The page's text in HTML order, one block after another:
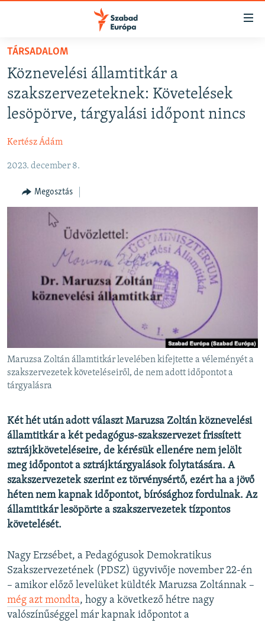
Akadálymentes
Ugrás
fő
oldalra
Ugrás
tartalomjegyzékre
NAPIRENDEN
AKTUÁLIS
PODCASTOK
ELEMZŐ
NER15
SZABADON
TÁRSADALOM
DEMOKRÁCIA
A PÉNZ NYOMÁBAN
EURÓPAI UNIÓ
VILÁG
KÖVESSEN MINKET!
Valamennyi RFE/RL weboldal
TÁRSADALOM
Köznevelési államtitkár a
szakszervezeteknek: Követelések
lesöpörve, tárgyalási időpont nincs
Kertész Ádám
2023. december 8.
Megosztás
Maruzsa Zoltán államtitkár levelében kifejtette a véleményét a
szakszervezetek követeléseiről, de nem adott időpontot a
tárgyalásra
Két hét után adott választ Maruzsa Zoltán köznevelési
államtitkár a két pedagógus-szakszervezet frissített
sztrájkköveteléseire, de kérésük ellenére nem jelölt
meg időpontot a sztrájktárgyalások folytatására. A
szakszervezetek szerint ez törvénysértő, ezért ha a jövő
héten nem kapnak időpontot, bírósághoz fordulnak. Az
államtitkár lesöpörte a szakszervezetek tízpontos
követelését.
Nagy Erzsébet, a Pedagógusok Demokratikus
Szakszervezetének (PDSZ) ügyvivője november 22-én
– amikor előző levelüket küldték Maruzsa Zoltánnak –
még azt mondta, hogy a következő hétre nagy
valószínűséggel már kapnak időpontot a
FELIRATKOZÁS